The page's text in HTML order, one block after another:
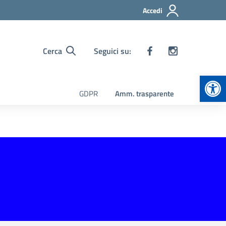
Accedi
Cerca Seguici su:
GDPR Amm. trasparente